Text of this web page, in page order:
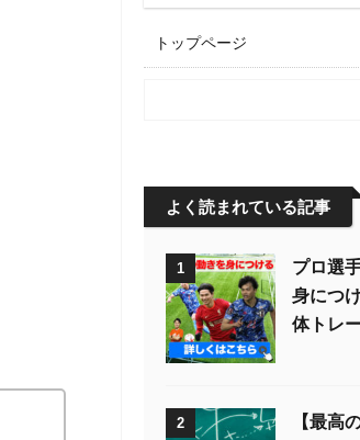
トップページ
よく読まれている記事
1
プロ選
身につ
体トレ
2
【最高